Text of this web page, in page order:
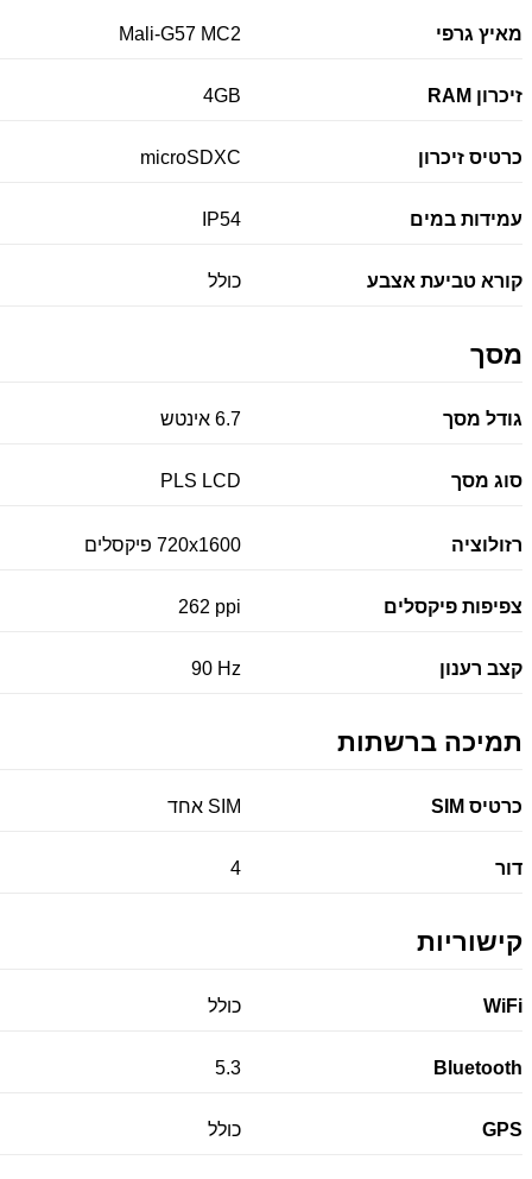
מאיץ גרפי Mali-G57 MC2
זיכרון RAM 4GB
כרטיס זיכרון microSDXC
עמידות במים IP54
קורא טביעת אצבע כולל
מסך
גודל מסך 6.7 אינטש
סוג מסך PLS LCD
רזולוציה 720x1600 פיקסלים
צפיפות פיקסלים 262 ppi
קצב רענון 90 Hz
תמיכה ברשתות
כרטיס SIM SIM אחד
דור 4
קישוריות
WiFi כולל
Bluetooth
5.3
GPS כולל